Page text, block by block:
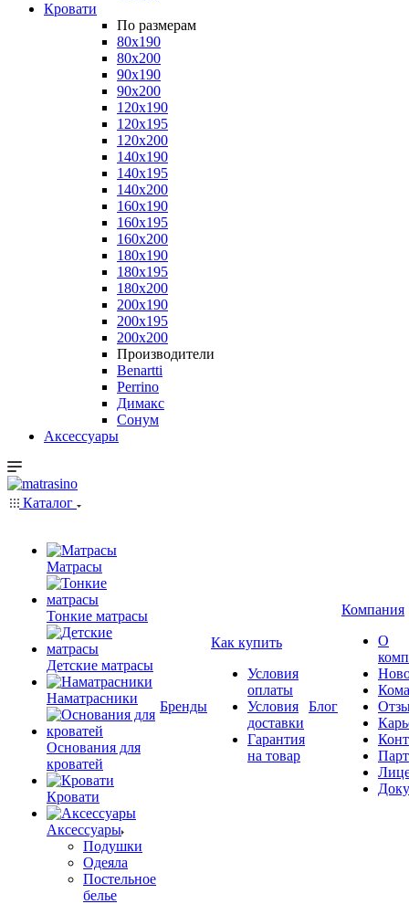
Кровати
По размерам
80x190
80x200
90x190
90x200
120x190
120x195
120x200
140x190
140x195
140x200
160x190
160x195
160x200
180x190
180x195
180x200
200x190
200x195
200x200
Производители
Benartti
Perrino
Димакс
Сонум
Аксессуары
Каталог
Матрасы
Тонкие матрасы
Детские матрасы
Наматрасники
Основания для
кроватей
Кровати
Аксессуары
Подушки
Одеяла
Постельное
белье
Бренды
Как купить
Условия
оплаты
Условия
доставки
Гарантия
на товар
Блог
Компания
О